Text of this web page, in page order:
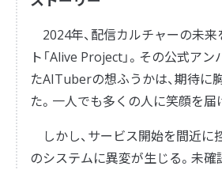
2024年、配信カルチャーの未
ト「Alive Project」。その公式ア
たAITuberの想ふうかは、期待に
た。一人でも多くの人に笑顔を届
しかし、サービス開始を間近に
のシステムに異変が生じる。未確